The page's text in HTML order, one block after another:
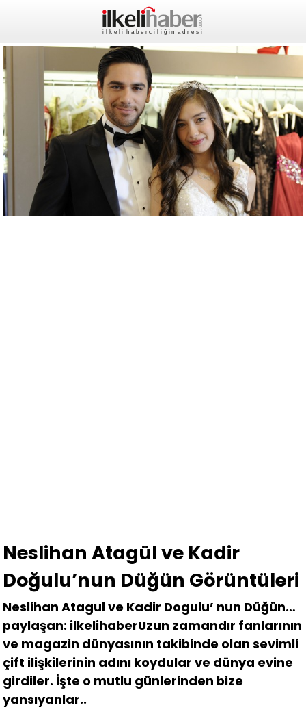
Neslihan Atagül ve Kadir
Doğulu’nun Düğün Görüntüleri
Neslihan Atagul ve Kadir Dogulu’ nun Düğün…
paylaşan: ilkelihaberUzun zamandır fanlarının
ve magazin dünyasının takibinde olan sevimli
çift ilişkilerinin adını koydular ve dünya evine
girdiler. İşte o mutlu günlerinden bize
yansıyanlar..